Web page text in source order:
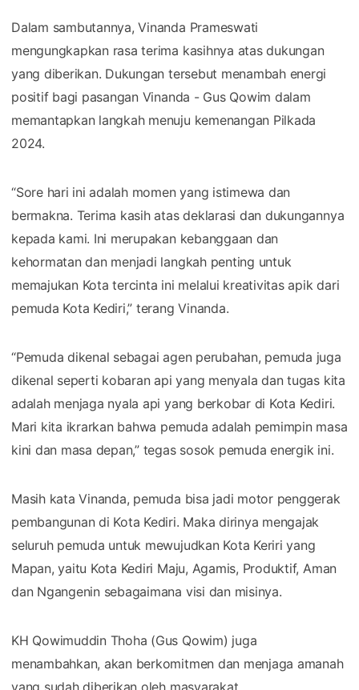
Dalam sambutannya, Vinanda Prameswati
mengungkapkan rasa terima kasihnya atas dukungan
yang diberikan. Dukungan tersebut menambah energi
positif bagi pasangan Vinanda - Gus Qowim dalam
memantapkan langkah menuju kemenangan Pilkada
2024.
“Sore hari ini adalah momen yang istimewa dan
bermakna. Terima kasih atas deklarasi dan dukungannya
kepada kami. Ini merupakan kebanggaan dan
kehormatan dan menjadi langkah penting untuk
memajukan Kota tercinta ini melalui kreativitas apik dari
pemuda Kota Kediri,” terang Vinanda.
“Pemuda dikenal sebagai agen perubahan, pemuda juga
dikenal seperti kobaran api yang menyala dan tugas kita
adalah menjaga nyala api yang berkobar di Kota Kediri.
Mari kita ikrarkan bahwa pemuda adalah pemimpin masa
kini dan masa depan,” tegas sosok pemuda energik ini.
Masih kata Vinanda, pemuda bisa jadi motor penggerak
pembangunan di Kota Kediri. Maka dirinya mengajak
seluruh pemuda untuk mewujudkan Kota Keriri yang
Mapan, yaitu Kota Kediri Maju, Agamis, Produktif, Aman
dan Ngangenin sebagaimana visi dan misinya.
KH Qowimuddin Thoha (Gus Qowim) juga
menambahkan, akan berkomitmen dan menjaga amanah
yang sudah diberikan oleh masyarakat.